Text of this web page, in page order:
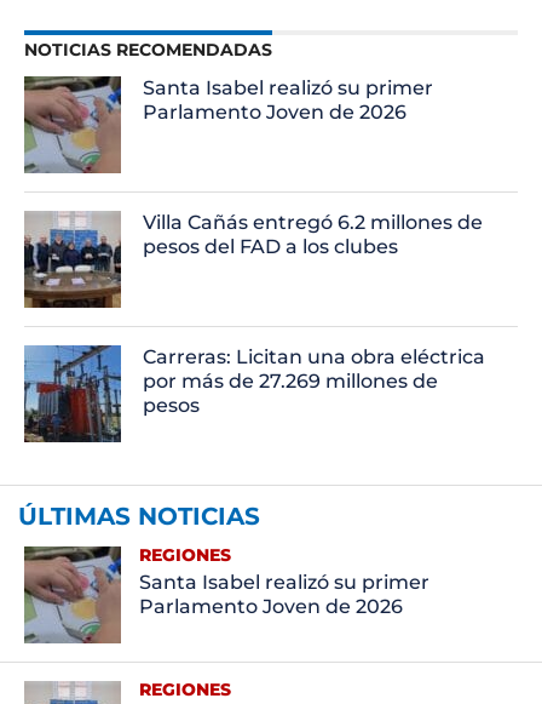
NOTICIAS RECOMENDADAS
Santa Isabel realizó su primer
Parlamento Joven de 2026
Villa Cañás entregó 6.2 millones de
pesos del FAD a los clubes
Carreras: Licitan una obra eléctrica
por más de 27.269 millones de
pesos
ÚLTIMAS NOTICIAS
REGIONES
Santa Isabel realizó su primer
Parlamento Joven de 2026
REGIONES